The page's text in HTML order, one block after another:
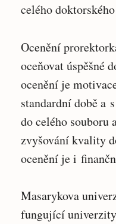
celého
Ocenění
oceňovat úspěšné
ocenění je
standardní době a
do celého
zvyšování kvality
ocenění je i
Masarykova
fungující